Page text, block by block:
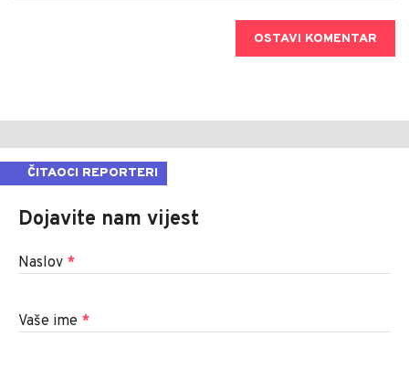
OSTAVI KOMENTAR
ČITAOCI REPORTERI
Dojavite nam vijest
Naslov *
Vaše ime *